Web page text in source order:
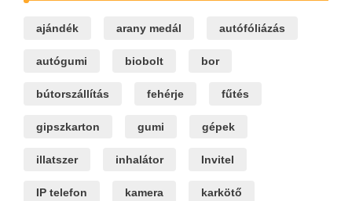
ajándék arany medál autófóliázás
autógumi biobolt bor
bútorszállítás fehérje fűtés
gipszkarton gumi gépek
illatszer inhalátor Invitel
IP telefon kamera karkötő